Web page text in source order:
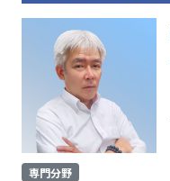
専門分野